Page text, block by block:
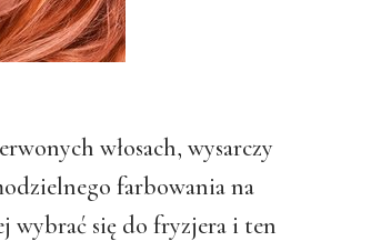
włosach, wysarczy
farbowania na
wybrać się do fryzjera i ten